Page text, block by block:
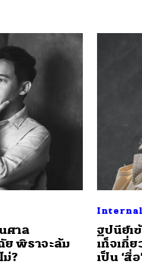
ศาล
ย พิธาจะล้ม
ม่?
ฐปนีย์เ
เท็จเกี่
เป็น ‘สื่